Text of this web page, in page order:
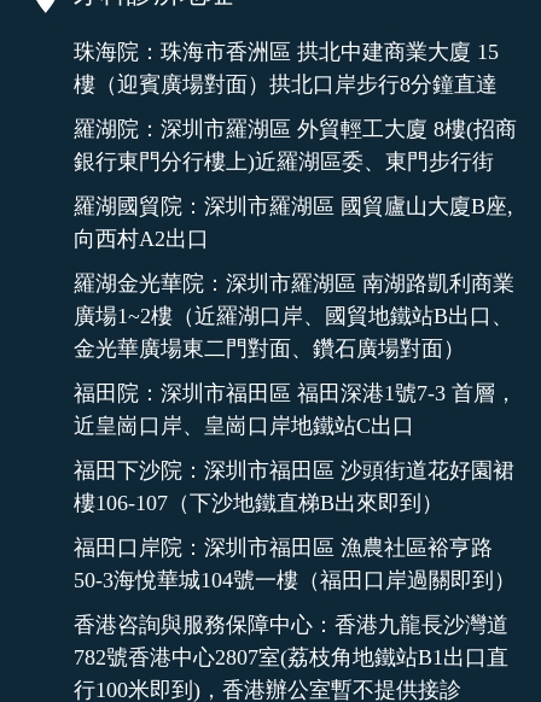
珠海院：珠海市香洲區 拱北中建商業大廈 15
樓（迎賓廣場對面）拱北口岸步行8分鐘直達
羅湖院：深圳市羅湖區 外貿輕工大廈 8樓(招商
銀行東門分行樓上)近羅湖區委、東門步行街
羅湖國貿院：深圳市羅湖區 國貿廬山大廈B座,
向西村A2出口
羅湖金光華院：深圳市羅湖區 南湖路凱利商業
廣場1~2樓（近羅湖口岸、國貿地鐵站B出口、
金光華廣場東二門對面、鑽石廣場對面）
福田院：深圳市福田區 福田深港1號7-3 首層，
近皇崗口岸、皇崗口岸地鐵站C出口
福田下沙院：深圳市福田區 沙頭街道花好園裙
樓106-107（下沙地鐵直梯B出來即到）
福田口岸院：深圳市福田區 漁農社區裕亨路
50-3海悅華城104號一樓（福田口岸過關即到）
香港咨詢與服務保障中心：香港九龍長沙灣道
782號香港中心2807室(荔枝角地鐵站B1出口直
行100米即到)，香港辦公室暫不提供接診